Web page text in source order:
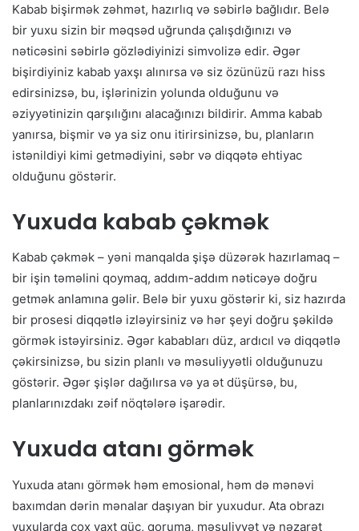
Kabab bişirmək zəhmət, hazırlıq və səbirlə bağlıdır. Belə
bir yuxu sizin bir məqsəd uğrunda çalışdığınızı və
nəticəsini səbirlə gözlədiyinizi simvolizə edir. Əgər
bişirdiyiniz kabab yaxşı alınırsa və siz özünüzü razı hiss
edirsinizsə, bu, işlərinizin yolunda olduğunu və
əziyyətinizin qarşılığını alacağınızı bildirir. Amma kabab
yanırsa, bişmir və ya siz onu itirirsinizsə, bu, planların
istənildiyi kimi getmədiyini, səbr və diqqətə ehtiyac
olduğunu göstərir.
Yuxuda kabab çəkmək
Kabab çəkmək – yəni manqalda şişə düzərək hazırlamaq –
bir işin təməlini qoymaq, addım-addım nəticəyə doğru
getmək anlamına gəlir. Belə bir yuxu göstərir ki, siz hazırda
bir prosesi diqqətlə izləyirsiniz və hər şeyi doğru şəkildə
görmək istəyirsiniz. Əgər kababları düz, ardıcıl və diqqətlə
çəkirsinizsə, bu sizin planlı və məsuliyyətli olduğunuzu
göstərir. Əgər şişlər dağılırsa və ya ət düşürsə, bu,
planlarınızdakı zəif nöqtələrə işarədir.
Yuxuda atanı görmək
Yuxuda atanı görmək həm emosional, həm də mənəvi
baxımdan dərin mənalar daşıyan bir yuxudur. Ata obrazı
yuxularda çox vaxt güc, qoruma, məsuliyyət və nəzarət